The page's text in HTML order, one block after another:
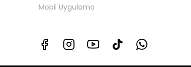
Mobil Uygulama